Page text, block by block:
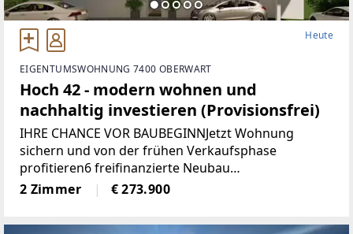
Heute
EIGENTUMSWOHNUNG 7400 OBERWART
Hoch 42 - modern wohnen und
nachhaltig investieren (Provisionsfrei)
IHRE CHANCE VOR BAUBEGINNJetzt Wohnung
sichern und von der frühen Verkaufsphase
profitieren6 freifinanzierte Neubau
EigentumswohnungenWohnungsgrößen von ca. 50
m² bis 68 m²Alle Wohnungen sind entweder mit
2 Zimmer € 273.900